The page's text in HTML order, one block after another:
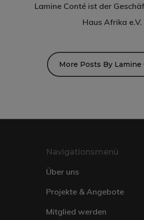
Lamine Conté ist der
Haus Afrika e.V.
More Posts By Lamine
Navigationsmenü
Über uns
Projekte & Angebote
Mitglied werden